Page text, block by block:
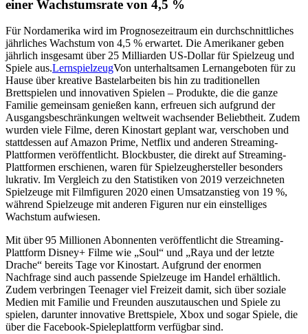
einer Wachstumsrate von 4,5 %
Für Nordamerika wird im Prognosezeitraum ein durchschnittliches
jährliches Wachstum von 4,5 % erwartet. Die Amerikaner geben
jährlich insgesamt über 25 Milliarden US-Dollar für Spielzeug und
Spiele aus.LernspielzeugVon unterhaltsamen Lernangeboten für zu
Hause über kreative Bastelarbeiten bis hin zu traditionellen
Brettspielen und innovativen Spielen – Produkte, die die ganze
Familie gemeinsam genießen kann, erfreuen sich aufgrund der
Ausgangsbeschränkungen weltweit wachsender Beliebtheit. Zudem
wurden viele Filme, deren Kinostart geplant war, verschoben und
stattdessen auf Amazon Prime, Netflix und anderen Streaming-
Plattformen veröffentlicht. Blockbuster, die direkt auf Streaming-
Plattformen erschienen, waren für Spielzeughersteller besonders
lukrativ. Im Vergleich zu den Statistiken von 2019 verzeichneten
Spielzeuge mit Filmfiguren 2020 einen Umsatzanstieg von 19 %,
während Spielzeuge mit anderen Figuren nur ein einstelliges
Wachstum aufwiesen.
Mit über 95 Millionen Abonnenten veröffentlicht die Streaming-
Plattform Disney+ Filme wie „Soul“ und „Raya und der letzte
Drache“ bereits Tage vor Kinostart. Aufgrund der enormen
Nachfrage sind auch passende Spielzeuge im Handel erhältlich.
Zudem verbringen Teenager viel Freizeit damit, sich über soziale
Medien mit Familie und Freunden auszutauschen und Spiele zu
spielen, darunter innovative Brettspiele, Xbox und sogar Spiele, die
über die Facebook-Spieleplattform verfügbar sind.